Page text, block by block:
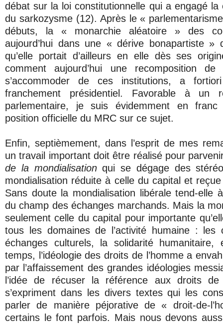
débat sur la loi constitutionnelle qui a engagé la
du sarkozysme (12). Après le «
débuts, la « monarchie aléatoire » des
aujourd’hui dans une « dérive bonapartiste »
qu’elle portait d’ailleurs en elle dès ses
comment aujourd’hui une recomposition
s’accommoder de ces institutions, a
franchement présidentiel. Favorable à un
parlementaire, je suis évidemment en
position officielle du MRC sur ce sujet.
Enfin, septièmement, dans l’esprit de mes
un travail important doit être réalisé pour
de la mondialisationqui se dégage des
mondialisation réduite à celle du capital et
Sans doute la mondialisation libérale tend-elle
du champ des échanges marchands. Mais la
seulement celle du capital pour importante
tous les domaines de l’activité humaine : les
échanges culturels, la solidarité
temps, l’idéologie des droits de l’homme a
par l’affaissement des grandes idéologies
l’idée de récuser la référence aux droits de
s’expriment dans les divers textes qui les
parler de manière péjorative de « droit-de-
certains le font parfois. Mais nous devons